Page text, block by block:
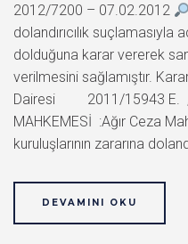
2012/7200 – 07.02.2012
dolandırıcılık suçlamasıyla
dolduğuna karar vererek
verilmesini sağlamıştır.
Dairesi 2011/15943 E. ,
MAHKEMESİ :Ağır Ceza
kuruluşlarının zararına
DEVAMINI OKU